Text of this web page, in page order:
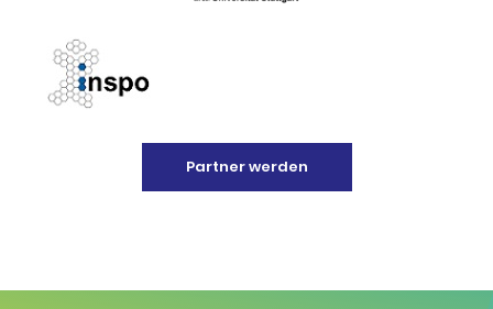
Partner werden